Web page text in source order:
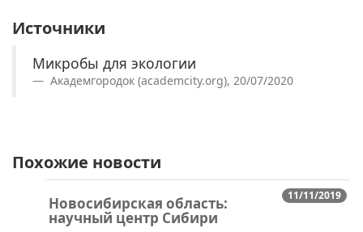
Источники
Микробы для экологии
Академгородок (academcity.org), 20/07/2020
Похожие новости
11/11/2019
Новосибирская область:
научный центр Сибири